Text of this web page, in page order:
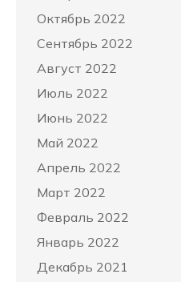
Октябрь 2022
Сентябрь 2022
Август 2022
Июль 2022
Июнь 2022
Май 2022
Апрель 2022
Март 2022
Февраль 2022
Январь 2022
Декабрь 2021